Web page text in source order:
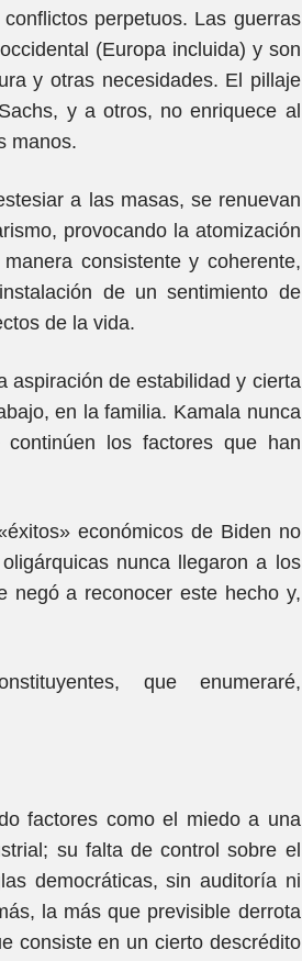
perpetuos. Las guerras
(Europa incluida) y son
y otras necesidades. El pillaje
y a otros, no enriquece al
manos.
a las masas, se renuevan
provocando la atomización
consistente y coherente,
de un sentimiento de
de la vida.
aspiración de estabilidad y cierta
en la familia. Kamala nunca
los factores que han
económicos de Biden no
nunca llegaron a los
negó a reconocer este hecho y,
que enumeraré,
factores como el miedo a una
su falta de control sobre el
democráticas, sin auditoría ni
la más que previsible derrota
consiste en un cierto descrédito